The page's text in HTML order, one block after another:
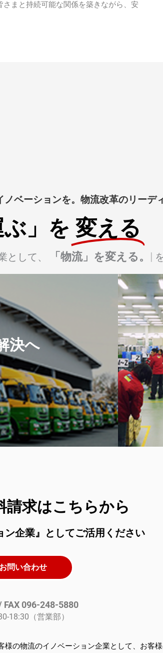
まと持続可能な関係を築きながら、安
ベーションを。物流改革のリーデ
ぶ」を 変える
して、 「物流」を変える。
決へ
請求はこちらから
企業』としてご活用ください
問い合わせ
096-248-5880
18:30（営業部）
の物流のイノベーション企業として、お客